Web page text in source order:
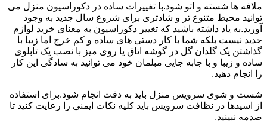
ملافه ها شسته و اتو شود.با تغییرات ساده در دکوراسیون منزل می
توانید محیط متنوع تر و شادتری برای شروع سال جدید به وجود
آورید.به یاد داشته باشید که تغییر دکوراسیون به معنای خرید لوازم
جدید نیست بلکه شما با کار دستی های ساده و کم خرج اما زیبا با
گذاشتن یک گلدان گل در گوشه اتاق یا روی میز با نصب یک تابلوی
ساده و زیبا و با جابه جایی مبلمان خود می توانید به سادگی این کار
را انجام دهید.
شست و شوی سرویس منزل باید به دقت انجام شود.برای استفاده
از اسیدها در نظافت سرویس باید کلیه نکات ایمنی را رعایت کنید تا
صدمه نبینید.